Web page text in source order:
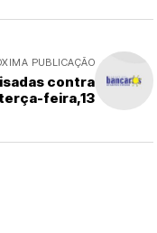
PUBLICAÇÃO
contra
feira,13